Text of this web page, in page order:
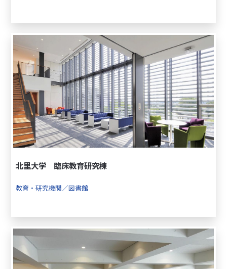
北里大学 臨床教育研究棟
教育・研究機関／図書館